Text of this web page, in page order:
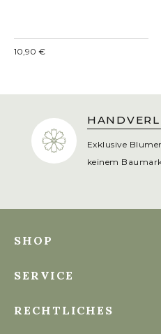
Normaler
10,90 €
Exklusive Blumen-
keinem Baumarkt
SHOP
SERVICE
RECHTLICHES